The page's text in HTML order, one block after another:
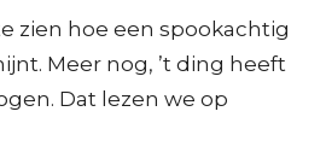
zien hoe een spookachtig
Meer nog, ’t ding heeft
Dat lezen we op